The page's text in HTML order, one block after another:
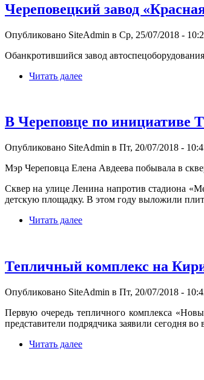
Череповецкий завод
Опубликовано SiteAdmin в Ср, 25/07/2018 -
Обанкротившийся завод
Читать далее
В Череповце по инициативе
Опубликовано SiteAdmin в Пт, 20/07/2018 -
Мэр Череповца Елена Авдеева побывала в
Сквер на улице Ленина напротив стадиона
детскую площадку. В этом году выложили
Читать далее
Тепличный комплекс на
Опубликовано SiteAdmin в Пт, 20/07/2018 -
Первую очередь тепличного комплекса
представители подрядчика заявили сегодня
Читать далее